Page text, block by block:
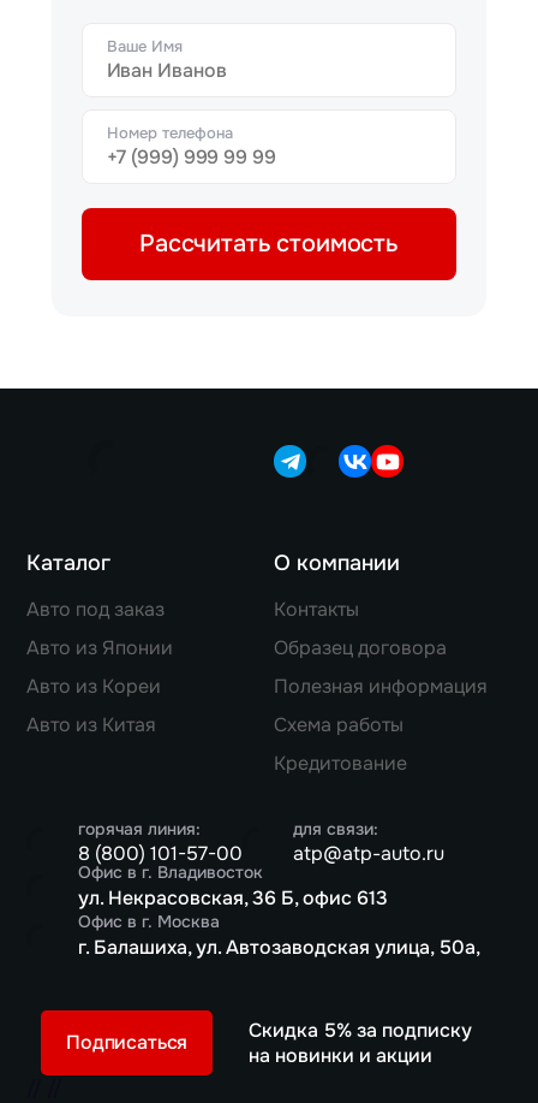
Ваше Имя
Номер телефона
Рассчитать стоимость
Каталог
Авто под заказ
Авто из Японии
Авто из Кореи
Авто из Китая
О компании
Контакты
Образец договора
Полезная информация
Схема работы
Кредитование
горячая линия:
8 (800) 101-57-00
для связи:
atp@atp-auto.ru
Офис в г. Владивосток
ул. Некрасовская, 36 Б, офис 613
Офис в г. Москва
г. Балашиха, ул. Автозаводская улица, 50а,
Скидка 5% за подписку
на новинки и акции
Подписаться